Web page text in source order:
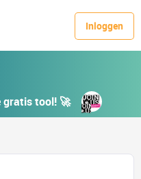
Inloggen
gratis tool! 🚀